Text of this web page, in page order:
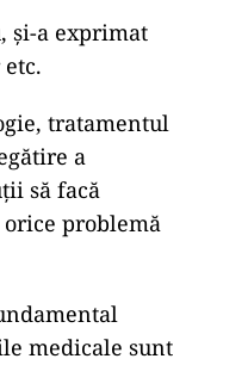
și-a exprimat
tratamentul
a
să facă
problemă
medicale sunt